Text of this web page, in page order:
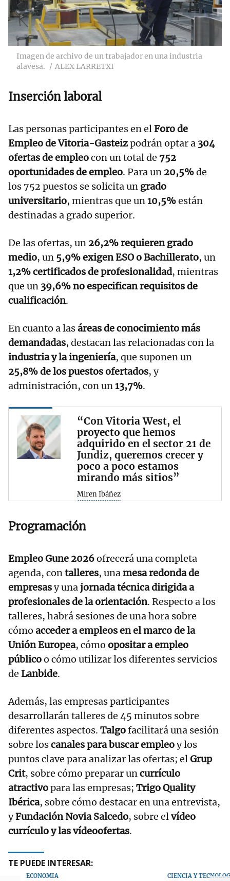
Imagen de archivo de un trabajador en una industria
alavesa.
ALEX LARRETXI
Inserción laboral
Las personas participantes en elForo de
Empleo de Vitoria-Gasteizpodrán optar a 304
ofertas de empleocon un total de 752
oportunidades de empleo. Para un 20,5%de
los 752 puestos se solicita un grado
universitario, mientras que un10,5%están
destinadas a grado superior.
De las ofertas, un 26,2% requieren grado
medio, un 5,9% exigen ESO o Bachillerato, un
1,2% certificados de profesionalidad, mientras
que un 39,6% no especifican requisitos de
cualificación.
En cuanto a lasáreas de conocimiento más
demandadas, destacan las relacionadas con la
industria y la ingeniería, que suponen un
25,8% de los puestos ofertados, y
administración, con un13,7%.
“Con Vitoria West, el
proyecto que hemos
adquirido en el sector 21 de
Jundiz, queremos crecer y
poco a poco estamos
mirando más sitios”
Miren Ibáñez
Programación
Empleo Gune 2026ofrecerá una completa
agenda, contalleres, unamesa redonda de
empresasy unajornada técnica dirigida a
profesionales de la orientación. Respecto a los
talleres, habrá sesiones de una hora sobre
cómo acceder a empleos en el marco de la
Unión Europea, cómo opositar a empleo
públicoo cómo utilizar los diferentes servicios
de Lanbide.
Además, las empresas participantes
desarrollarán talleres de 45 minutos sobre
diferentes aspectos. Talgofacilitará una sesión
sobre loscanales para buscar empleoy los
puntos clave para analizar las ofertas; elGrup
Crit, sobre cómo preparar uncurrículo
atractivopara las empresas; Trigo Quality
Ibérica, sobre cómo destacar en una entrevista,
yFundación Novia Salcedo, sobre elvídeo
currículo y las vídeoofertas.
TE PUEDE INTERESAR:
ECONOMÍA CIENCIA Y